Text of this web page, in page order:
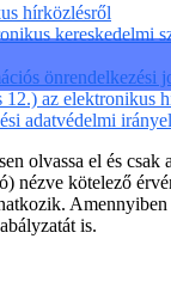
hírközlésről
kereskedelmi
önrendelkezési
az elektronikus
adatvédelmi
olvassa el és
nézve kötelező
is.